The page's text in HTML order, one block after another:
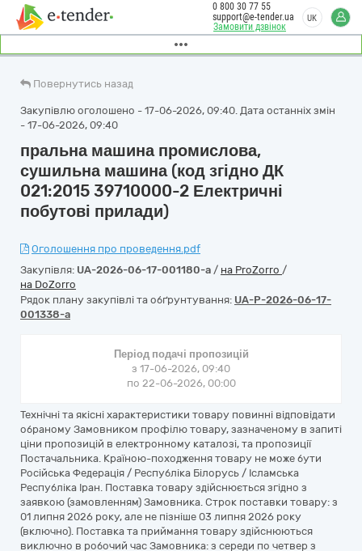
Замовити дзвінок
0 800 30 77 55
support@e-tender.ua
UK
Повернутись назад
Закупівлю оголошено - 17-06-2026, 09:40. Дата останніх змін
- 17-06-2026, 09:40
пральна машина промислова,
сушильна машина (код згідно ДК
021:2015 39710000-2 Електричні
побутові прилади)
Оголошення про проведення.pdf
Закупівля: UA-2026-06-17-001180-a / на ProZorro /
на DoZorro
Рядок плану закупівлі та обґрунтування: UA-P-2026-06-17-
001338-a
Період подачі пропозицій
з 17-06-2026, 09:40
по 22-06-2026, 00:00
Технічні та якісні характеристики товару повинні відповідати
обраному Замовником профілю товару, зазначеному в запиті
ціни пропозицій в електронному каталозі, та пропозиції
Постачальника. Країною-походження товару не може бути
Російська Федерація / Республіка Білорусь / Ісламська
Республіка Іран. Поставка товару здійснюється згідно з
заявкою (замовленням) Замовника. Строк поставки товару: з
01 липня 2026 року, але не пізніше 03 липня 2026 року
(включно). Поставка та приймання товару здійснюються
виключно в робочий час Замовника: з середи по четвер з